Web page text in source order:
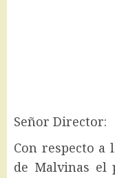
Señor Director:
Con respecto a
de Malvinas el